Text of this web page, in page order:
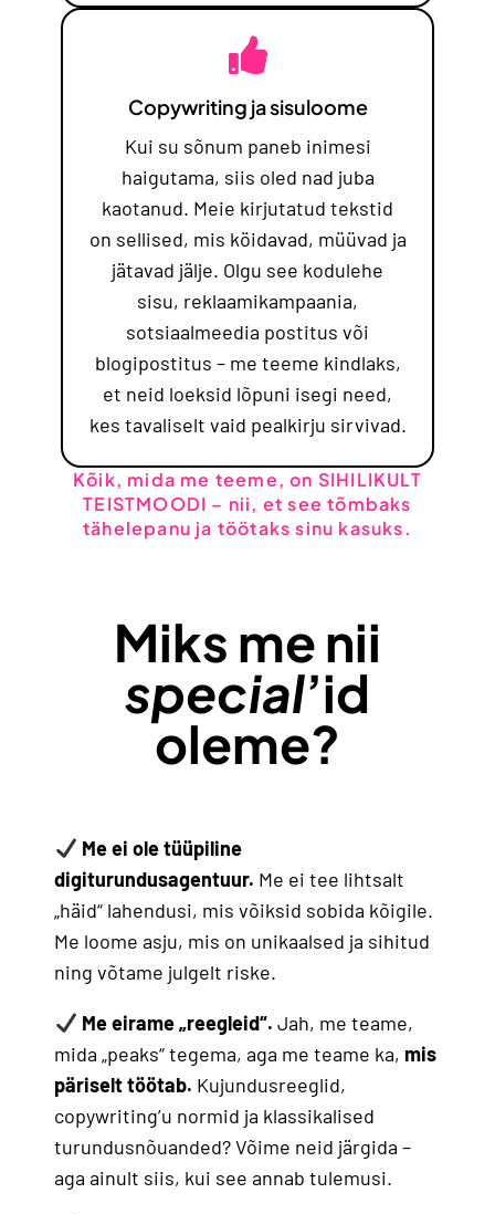
Copywriting ja sisuloome
Kui su sõnum paneb inimesi
haigutama, siis oled nad juba
kaotanud. Meie kirjutatud tekstid
on sellised, mis köidavad, müüvad ja
jätavad jälje. Olgu see kodulehe
sisu, reklaamikampaania,
sotsiaalmeedia postitus või
blogipostitus – me teeme kindlaks,
et neid loeksid lõpuni isegi need,
kes tavaliselt vaid pealkirju sirvivad.
Kõik, mida me teeme, on SIHILIKULT
TEISTMOODI – nii, et see tõmbaks
tähelepanu ja töötaks sinu kasuks.
Miks me nii
special’id
oleme?
Me ei ole tüüpiline
digiturundusagentuur. Me ei tee lihtsalt
„häid“ lahendusi, mis võiksid sobida kõigile.
Me loome asju, mis on unikaalsed ja sihitud
ning võtame julgelt riske.
Me eirame „reegleid“. Jah, me teame,
mida „peaks“ tegema, aga me teame ka, mis
päriselt töötab. Kujundusreeglid,
copywriting’u normid ja klassikalised
turundusnõuanded? Võime neid järgida –
aga ainult siis, kui see annab tulemusi.